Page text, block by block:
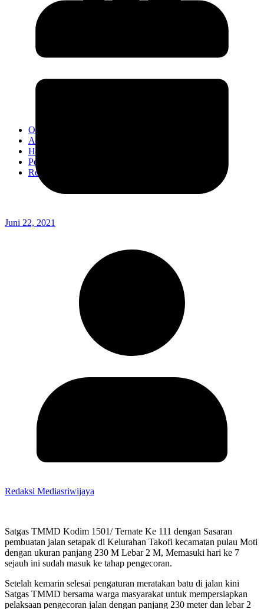
OPINI
Advertorial
Headline
Pedoman Media Ciber
Redaksi
Juni 22, 2021
Redaksi Mediasriwijaya
Satgas TMMD Kodim 1501/ Ternate Ke 111 dengan Sasaran
pembuatan jalan setapak di Kelurahan Takofi kecamatan pulau Moti
dengan ukuran panjang 230 M Lebar 2 M, Memasuki hari ke 7
sejauh ini sudah masuk ke tahap pengecoran.
Setelah kemarin selesai pengaturan meratakan batu di jalan kini
Satgas TMMD bersama warga masyarakat untuk mempersiapkan
pelaksaan pengecoran jalan dengan panjang 230 meter dan lebar 2